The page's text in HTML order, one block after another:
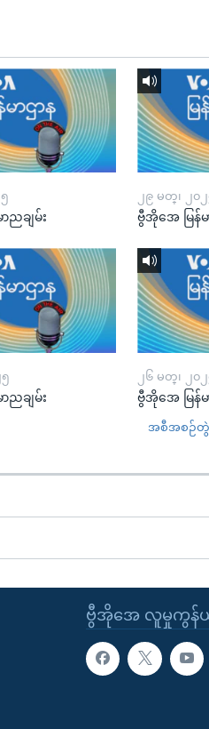
ညချမ်း
၂၉ မတ္၊ ၂၀
ဗွီအိုအေ မြန်မ
ညချမ်း
၂၆ မတ္၊ ၂၀
ဗွီအိုအေ မြန်မ
အစီအစဉ်တွဲမ
ဗွီအိုအေ လူမှုကွန်ယ